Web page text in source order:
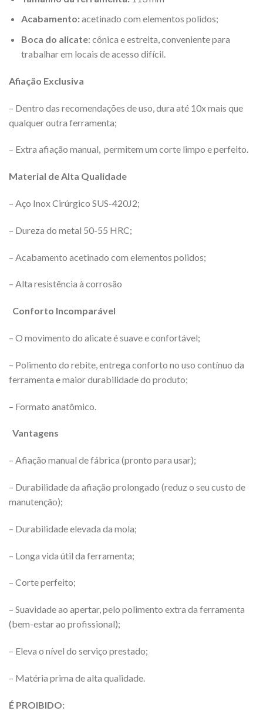
Acabamento:acetinado com elementos polidos;
Boca do alicate: cônica e estreita, conveniente para
trabalhar em locais de acesso difícil.
Afiação Exclusiva
– Dentro das recomendações de uso, dura até 10x mais que
qualquer outra ferramenta;
– Extra afiação manual, permitem um corte limpo e perfeito.
Material de Alta Qualidade
– Aço Inox Cirúrgico SUS-420J2;
– Dureza do metal 50-55 HRC;
– Acabamento acetinado com elementos polidos;
– Alta resistência à corrosão
Conforto Incomparável
– O movimento do alicate é suave e confortável;
– Polimento do rebite, entrega conforto no uso contínuo da
ferramenta e maior durabilidade do produto;
– Formato anatômico.
Vantagens
– Afiação manual de fábrica (pronto para usar);
– Durabilidade da afiação prolongado (reduz o seu custo de
manutenção);
– Durabilidade elevada da mola;
– Longa vida útil da ferramenta;
– Corte perfeito;
– Suavidade ao apertar, pelo polimento extra da ferramenta
(bem-estar ao profissional);
– Eleva o nível do serviço prestado;
– Matéria prima de alta qualidade.
É PROIBIDO: